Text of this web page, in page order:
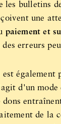
les bulletins
une
paiement et
erreurs
également
d'un mode
dons
de la